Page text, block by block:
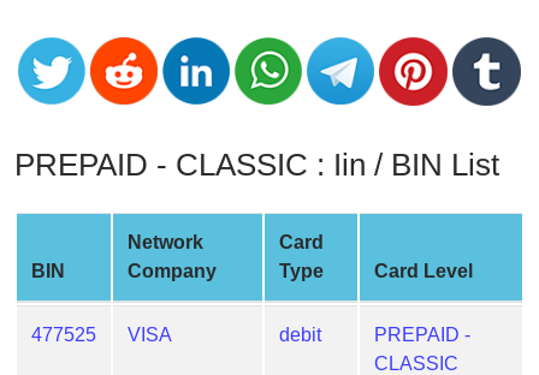
Credit
Validator
Card
Generator
Random
Credit
Card
PREPAID - CLASSIC : Iin / BIN List
BIN
Network
Company
Card
Type
Card Level
477525 VISA debit
PREPAID -
CLASSIC